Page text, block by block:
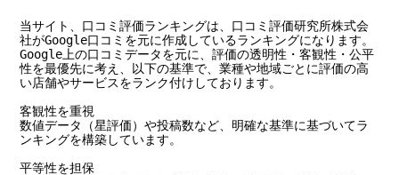
当サイト、口コミ評価ランキングは、口コミ評価研究所株式会
社がGoogle口コミを元に作成しているランキングになります。
Google上の口コミデータを元に、評価の透明性・客観性・公平
性を最優先に考え、以下の基準で、業種や地域ごとに評価の高
い店舗やサービスをランク付けしております。
客観性を重視
数値データ（星評価）や投稿数など、明確な基準に基づいてラ
ンキングを構築しています。
平等性を担保